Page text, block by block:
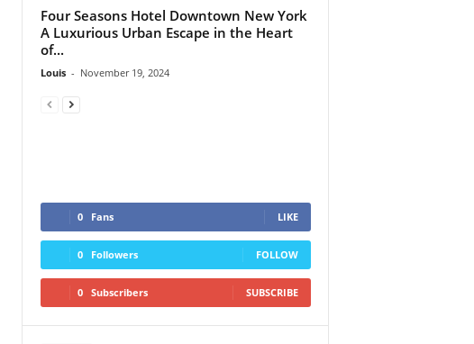
Four Seasons Hotel Downtown New York
A Luxurious Urban Escape in the Heart
of...
Louis - November 19, 2024
0 Fans LIKE
0 Followers FOLLOW
0 Subscribers SUBSCRIBE